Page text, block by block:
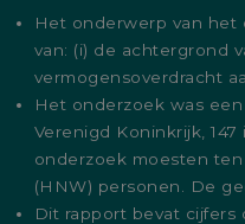
Het onderwerp van
van: (i) de achtergrond
vermogensoverdracht
Het onderzoek was
Verenigd Koninkrijk,
onderzoek moesten
(HNW) personen. De
Dit rapport bevat